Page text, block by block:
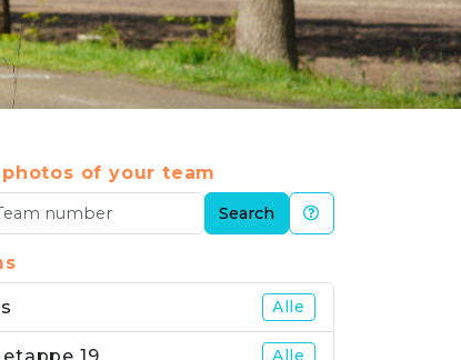
photos of your team
Search
Alle
19 Alle